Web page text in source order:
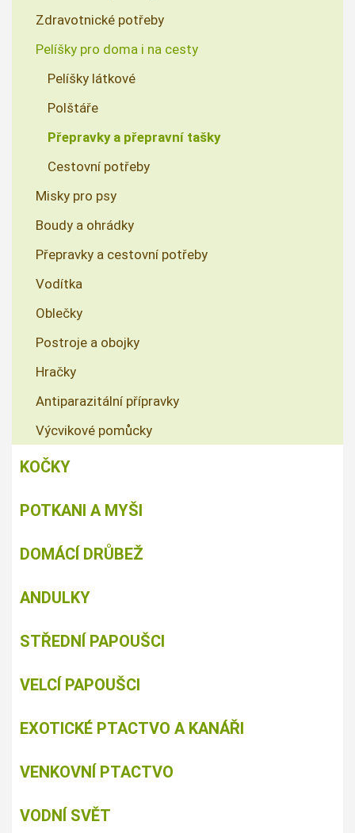
Zdravotnické potřeby
Pelíšky pro doma i na cesty
Pelíšky látkové
Polštáře
Přepravky a přepravní tašky
Cestovní potřeby
Misky pro psy
Boudy a ohrádky
Přepravky a cestovní potřeby
Vodítka
Oblečky
Postroje a obojky
Hračky
Antiparazitální přípravky
Výcvikové pomůcky
KOČKY
POTKANI A MYŠI
DOMÁCÍ DRŮBEŽ
ANDULKY
STŘEDNÍ PAPOUŠCI
VELCÍ PAPOUŠCI
EXOTICKÉ PTACTVO A KANÁŘI
VENKOVNÍ PTACTVO
VODNÍ SVĚT